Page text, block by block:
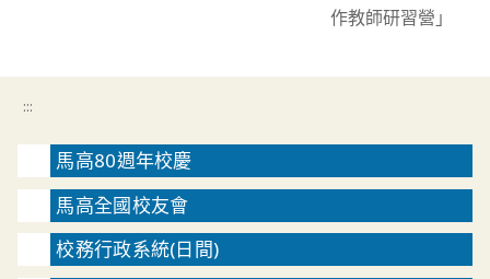
作教師研習營」
:::
馬高80週年校慶
馬高全國校友會
校務行政系統(日間)